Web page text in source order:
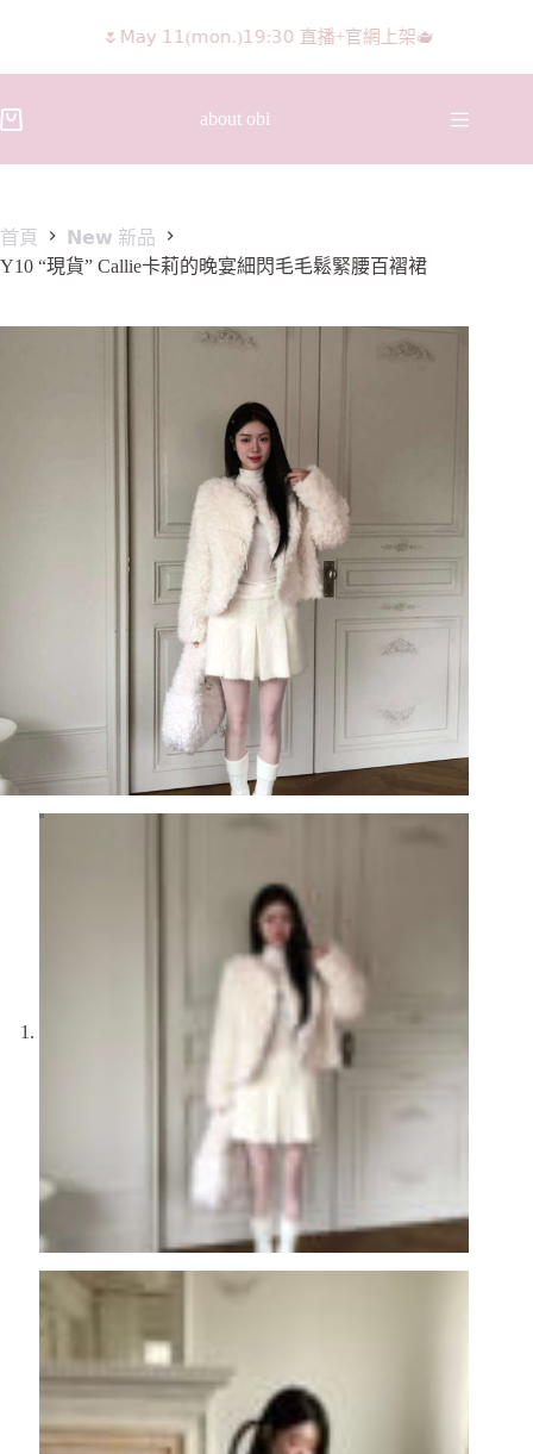
𝖨𝖦 𝖱𝖾𝖾𝗅𝗌影片 隨意留言抽獎🧸🩰
about obi
首頁
𝗡𝗲𝘄 新品
Y10 “現貨” Callie卡莉的晚宴細閃毛毛鬆緊腰百褶裙